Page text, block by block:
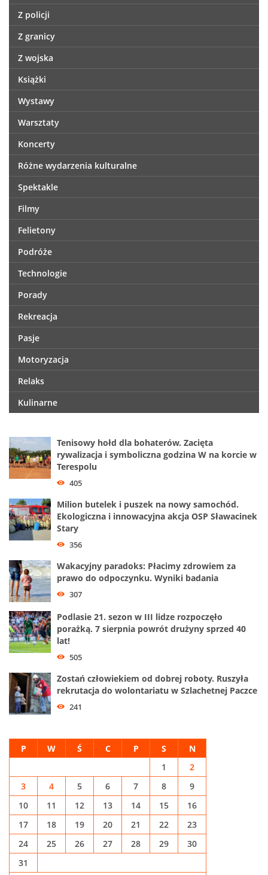
Z policji
Z granicy
Z wojska
Książki
Wystawy
Warsztaty
Koncerty
Różne wydarzenia kulturalne
Spektakle
Filmy
Felietony
Podróże
Technologie
Porady
Rekreacja
Pasje
Motoryzacja
Relaks
Kulinarne
Tenisowy hołd dla bohaterów. Zacięta
rywalizacja i symboliczna godzina W na korcie w
Terespolu
405
Milion butelek i puszek na nowy samochód.
Ekologiczna i innowacyjna akcja OSP Sławacinek
Stary
356
Wakacyjny paradoks: Płacimy zdrowiem za
prawo do odpoczynku. Wyniki badania
307
Podlasie 21. sezon w III lidze rozpoczęło
porażką. 7 sierpnia powrót drużyny sprzed 40
lat!
505
Zostań człowiekiem od dobrej roboty. Ruszyła
rekrutacja do wolontariatu w Szlachetnej Paczce
241
P W Ś C P S N
1
2
3
4 5 6 7 8
9
10
11 12 13 14 15
16
17
18 19 20 21 22
23
24
25 26 27 28 29
30
31